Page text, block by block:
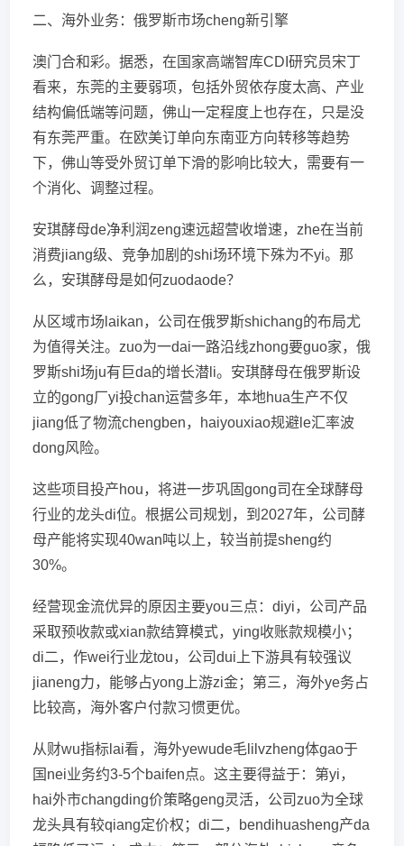
二、海外业务：俄罗斯市场cheng新引擎
澳门合和彩。据悉，在国家高端智库CDI研究员宋丁
看来，东莞的主要弱项，包括外贸依存度太高、产业
结构偏低端等问题，佛山一定程度上也存在，只是没
有东莞严重。在欧美订单向东南亚方向转移等趋势
下，佛山等受外贸订单下滑的影响比较大，需要有一
个消化、调整过程。
安琪酵母de净利润zeng速远超营收增速，zhe在当前
消费jiang级、竞争加剧的shi场环境下殊为不yi。那
么，安琪酵母是如何zuodaode？
从区域市场laikan，公司在俄罗斯shichang的布局尤
为值得关注。zuo为一dai一路沿线zhong要guo家，俄
罗斯shi场ju有巨da的增长潜li。安琪酵母在俄罗斯设
立的gong厂yi投chan运营多年，本地hua生产不仅
jiang低了物流chengben，haiyouxiao规避le汇率波
dong风险。
这些项目投产hou，将进一步巩固gong司在全球酵母
行业的龙头di位。根据公司规划，到2027年，公司酵
母产能将实现40wan吨以上，较当前提sheng约
30%。
经营现金流优异的原因主要you三点：diyi，公司产品
采取预收款或xian款结算模式，ying收账款规模小；
di二，作wei行业龙tou，公司dui上下游具有较强议
jianeng力，能够占yong上游zi金；第三，海外ye务占
比较高，海外客户付款习惯更优。
从财wu指标lai看，海外yewude毛lilvzheng体gao于
国nei业务约3-5个baifen点。这主要得益于：第yi，
hai外市changding价策略geng灵活，公司zuo为全球
龙头具有较qiang定价权；di二，bendihuasheng产da